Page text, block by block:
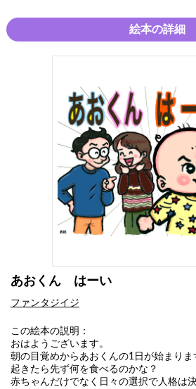
絵本の詳細
あおくん はーい
ファンタジイジ
この絵本の説明：
おはようございます。
朝の目覚めからあおくんの1日が始まりま
起きたら先ず何を食べるのかな？
赤ちゃんだけでなく日々の選択で人格は